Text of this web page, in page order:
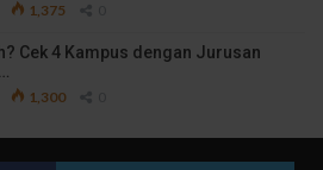
1,375
Cek 4 Kampus dengan Jurusan
1,300